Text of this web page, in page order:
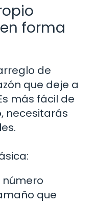
forma
de
que deje a
más fácil de
necesitarás
número
que